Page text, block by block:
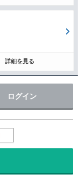
詳細を見る
ログイン